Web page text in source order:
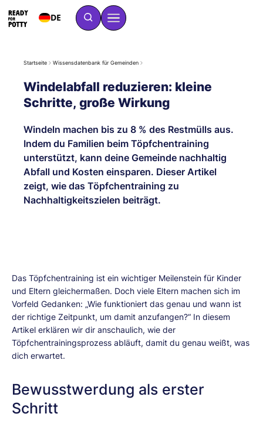
DE
Startseite Wissensdatenbank für Gemeinden
Windelabfall reduzieren: kleine
Schritte, große Wirkung
Windeln machen bis zu 8 % des Restmülls aus.
Indem du Familien beim Töpfchentraining
unterstützt, kann deine Gemeinde nachhaltig
Abfall und Kosten einsparen. Dieser Artikel
zeigt, wie das Töpfchentraining zu
Nachhaltigkeitszielen beiträgt.
Das Töpfchentraining ist ein wichtiger Meilenstein für Kinder
und Eltern gleichermaßen. Doch viele Eltern machen sich im
Vorfeld Gedanken: „Wie funktioniert das genau und wann ist
der richtige Zeitpunkt, um damit anzufangen?“ In diesem
Artikel erklären wir dir anschaulich, wie der
Töpfchentrainingsprozess abläuft, damit du genau weißt, was
dich erwartet.
Bewusstwerdung als erster
Schritt